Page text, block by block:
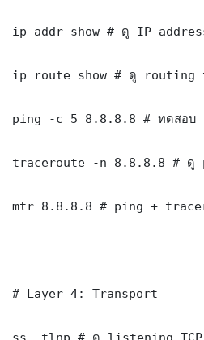
ip addr show # ดู IP
ip route show # ดู routing
ping -c 5 8.8.8.8 # ทดสอบ
traceroute -n 8.8.8.8 # ดู
mtr 8.8.8.8 # ping +
# Layer 4: Transport